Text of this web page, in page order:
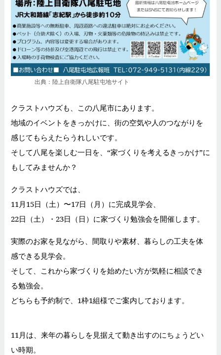
出典：陸上自衛隊八尾駐屯地サイト
クラストハウズも、この八尾市にあります。
地域のイベントをきっかけに、街の空気や人のつながりを
感じてもらえたらうれしいです。
そして八尾を楽しむ一日を、“家づくりを考えるきっかけ”に
もしてみませんか？
クラストハウズでは、
11月15日（土）〜17日（月）に完成見学会、
22日（土）・23日（日）に家づくり勉強会を開催します。
実際のお家を見ながら、間取りや素材、暮らしの工夫を体
感できる見学会。
そして、これから家づくりを始めたい方が気軽に相談でき
る勉強会。
どちらも予約制で、1枠1組様でご案内しております。
11月は、来年の暮らしを見据えて動き出すのにちょうどい
い時期。